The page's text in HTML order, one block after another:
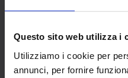
Questo sito web utilizza i
Utilizziamo i cookie per
annunci, per fornire
stanza della
da letto, ma anche
cucine dall’ampia
classiche sono